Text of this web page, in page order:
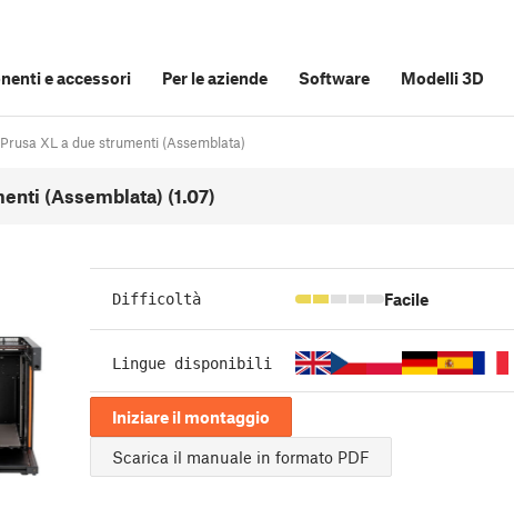
e accessori Per le aziende Software Modelli 3D
XL a due strumenti (Assemblata)
(Assemblata) (1.07)
Difficoltà Facile
Lingue disponibili
Iniziare il montaggio
Scarica il manuale in formato PDF